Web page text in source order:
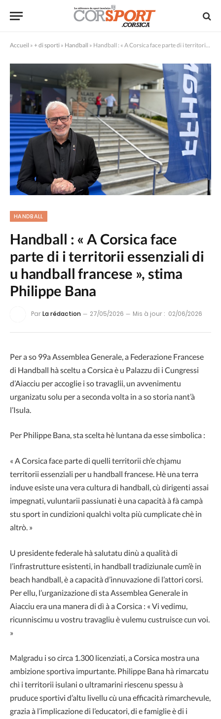
Accueil » + di sporti » Handball » Handball : « A Corsica face parte di i territorii essenziali di u handball francese », stima Philippe Bana
HANDBALL
Handball : « A Corsica face
parte di i territorii essenziali di
u handball francese », stima
Philippe Bana
ParLa rédaction 27/05/2026 Mis à jour : 02/06/2026
Per a so 99a Assemblea Generale, a Federazione Francese
di Handball hà sceltu a Corsica è u Palazzu di i Cungressi
d’Aiacciu per accoglie i so travaglii, un avvenimentu
urganizatu solu per a seconda volta in a so storia nant’à
l’Isula.
Per Philippe Bana, sta scelta hè luntana da esse simbolica :
« A Corsica face parte di quelli territorii ch’e chjamu
territorii essenziali per u handball francese. Hè una terra
induve esiste una vera cultura di handball, cù dirigenti assai
impegnati, vuluntarii passiunati è una capacità à fà campà
stu sport in cundizioni qualchì volta più cumplicate chè in
altrò. »
U presidente federale hà salutatu dinù a qualità di
l’infrastrutture esistenti, in handball tradiziunale cum’è in
beach handball, è a capacità d’innuvazione di l’attori corsi.
Per ellu, l’urganizazione di sta Assemblea Generale in
Aiacciu era una manera di dì à a Corsica : « Vi vedimu,
ricunniscimu u vostru travagliu è vulemu custruisce cun voi.
»
Malgradu i so circa 1.300 licenziati, a Corsica mostra una
ambizione sportiva impurtante. Philippe Bana hà rimarcatu
chì i territorii isulani o ultramarini riescenu spessu à
pruduce sportivi d’altu livellu cù una efficacità rimarchevule,
grazia à l’implicazione di l’educatori, di e famiglie è di i